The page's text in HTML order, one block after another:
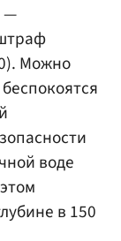
—
Можно
воде
в 150